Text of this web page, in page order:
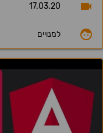
17.03.20
למנויים